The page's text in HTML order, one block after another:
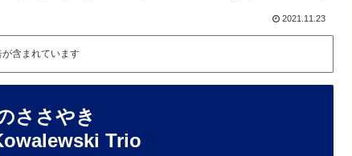
2021.11.23
含まれています
ささやき
Trio